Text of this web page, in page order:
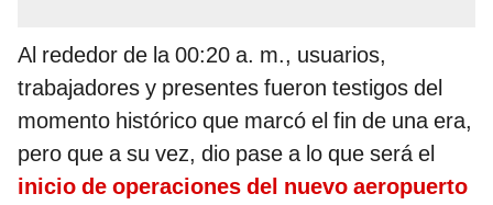
Al rededor de la 00:20 a. m., usuarios,
trabajadores y presentes fueron testigos del
momento histórico que marcó el fin de una era,
pero que a su vez, dio pase a lo que será el
inicio de operaciones del nuevo aeropuerto